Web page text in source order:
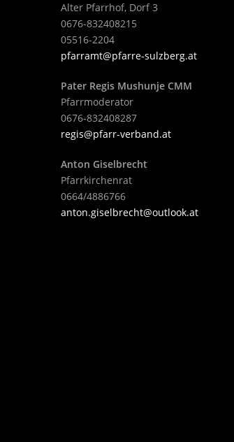
Alter Pfarrhof, Dorf 3
0676-832408215
05516-2204
pfarramt@pfarre-sulzberg.at
Pater Regis Mushunje CMM
Pfarrmoderator
0676-832408287
regis@pfarr-verband.at
Anton Giselbrecht
Pfarrkirchenrat
0664/4886766
anton.giselbrecht@outlook.at